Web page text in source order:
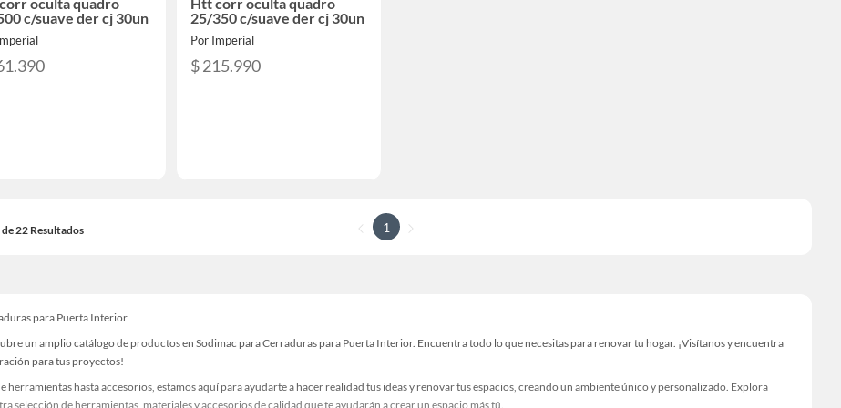
oculta quadro
c/suave der cj 30un
Htt corr oculta quadro
25/350 c/suave der cj 30un
Por Imperial
$ 215.990
de 22 Resultados 1
para Puerta Interior
un amplio catálogo de productos en Sodimac para Cerraduras para Puerta Interior. Encuentra todo lo que necesitas para renovar tu hogar. ¡Visítanos y encuentra
para tus proyectos!
herramientas hasta accesorios, estamos aquí para ayudarte a hacer realidad tus ideas y renovar tus espacios, creando un ambiente único y personalizado. Explora
selección de herramientas, materiales y accesorios de calidad que te ayudarán a crear un espacio más tú.